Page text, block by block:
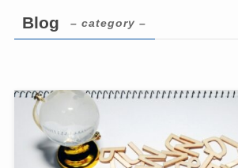
Blog – category –